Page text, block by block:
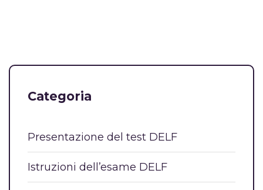
Categoria
Presentazione del test DELF
Istruzioni dell’esame DELF